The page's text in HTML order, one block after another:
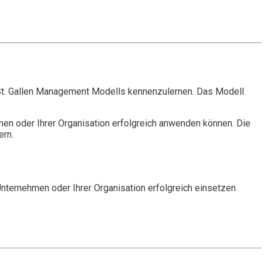
Gallen Management Modells kennenzulernen. Das Modell
oder Ihrer Organisation erfolgreich anwenden können. Die
oder Ihrer Organisation erfolgreich einsetzen